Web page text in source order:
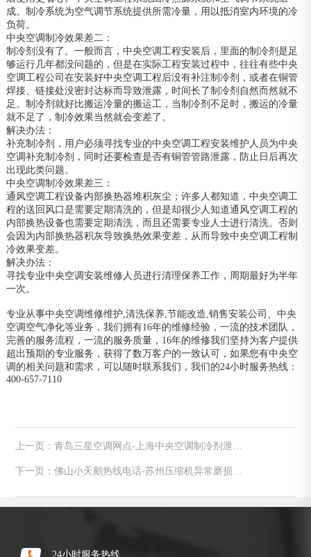
成。制冷系统为空气调节系统提供所需冷量，用以抵消室内环境的冷
负荷。
中央空调制冷效果差二：
制冷剂没有了。一般而言，中央空调工程安装后，里面的制冷剂是足
够运行几年都没问题的，但是在实际工程安装过程中，往往有些中央
空调工程公司在安装好中央空调工程后没有补注制冷剂，或者在铜管
焊接、链接处没密封达标而导致泄露，时间长了制冷剂自然而然就不
足。制冷剂就好比搬运冷量的搬运工，当制冷剂不足时，搬运的冷量
就不足了，制冷效果当然就会变差了。
解决办法：
补充制冷剂，用户必须寻找专业的中央空调工程安装维护人员为中央
空调补充制冷剂，同时还要检查是否有铜管管路泄露，防止日后再次
出现此类问题。
中央空调制冷效果差三：
通风空调工程设备内部换热器堆积灰尘；许多人都知道，中央空调工
程的送回风口是需要定期清洗的，但是却很少人知道通风空调工程的
内部换热设备也需要定期清洗，而且还需要专业人士进行清洗。否则
会因为内部换热器积灰导致换热效果变差，从而导致中央空调工程制
冷效果变差。
解决办法：
寻找专业中央空调安装维修人员进行清理保养工作，周期最好为半年
一次。
专业从事中央空调维修维护,清洗保养,节能改造,销售安装公司、中央
空调空气净化等业务，我们拥有16年的维修经验，一流的技术团队，
完善的服务流程，一流的服务质量，16年的维修我们坚持为客户提供
超出预期的专业服务，获得了数万客户的一致认可，如果您有中央空
调的相关问题和需求，可以随时联系我们，我们的24小时服务热线：
400-657-7110
上一页：青岛三星空调网点-上海中央空调制冷剂泄漏
下一页：佛山小天鹅热线电话-苏州压缩机异常磨损维
24小时服务热线